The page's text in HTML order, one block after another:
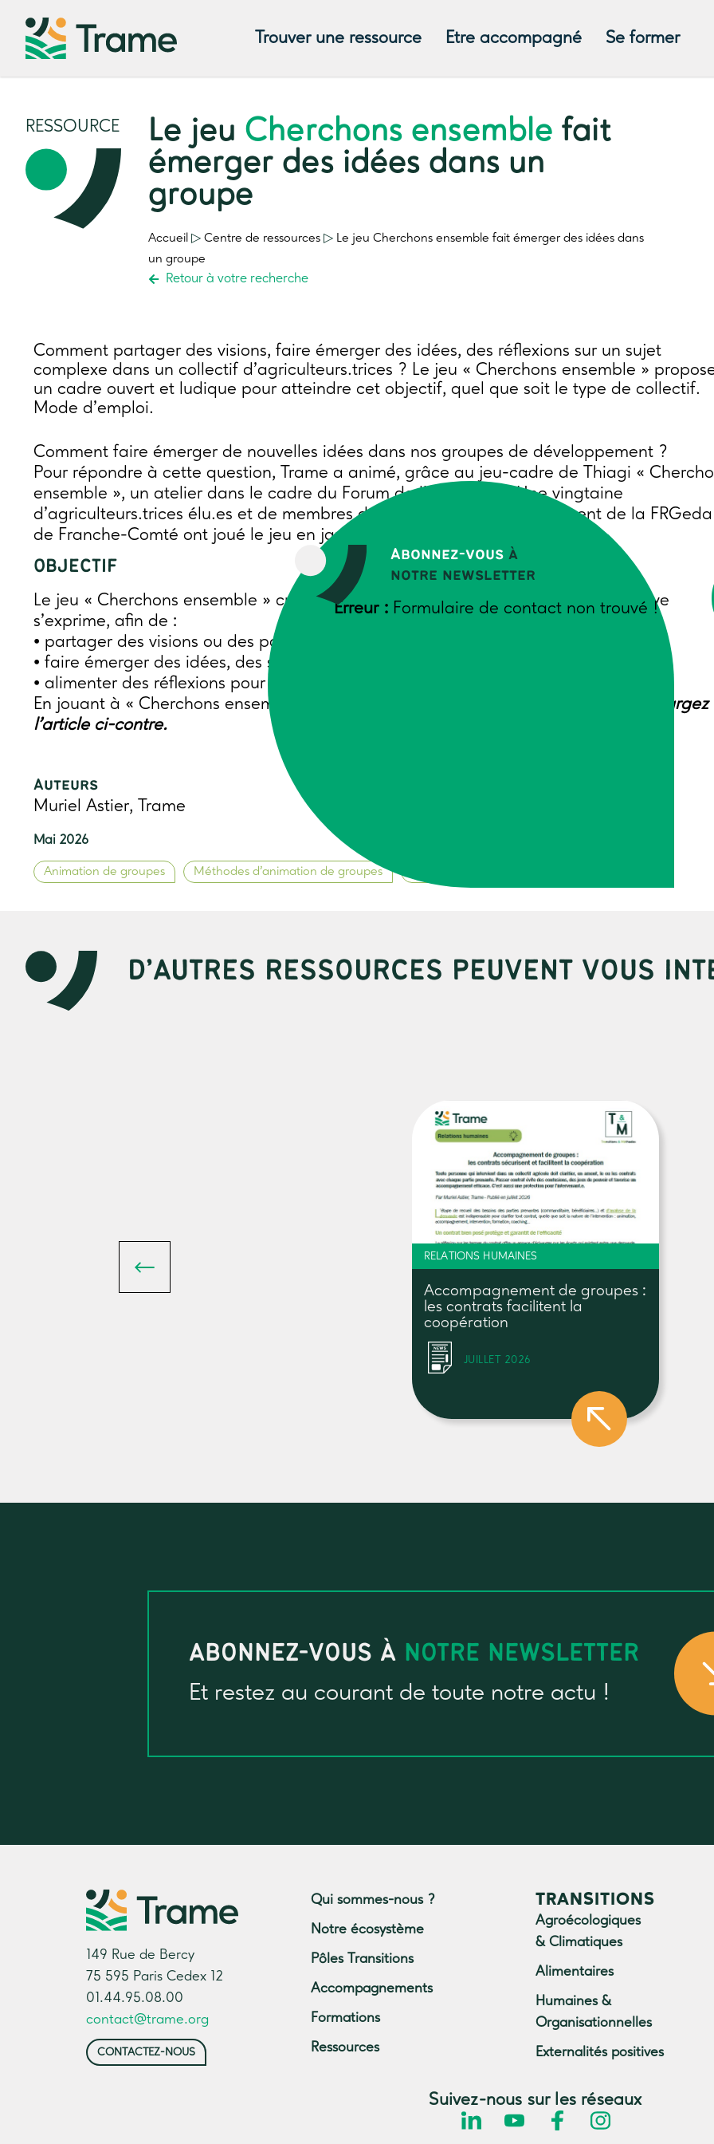
Trouver une ressource Etre accompagné Se former
Abonnez-vous à
notre newsletter
Erreur : Formulaire de contact non trouvé !
RESSOURCE Le jeu Cherchons ensemble fait
émerger des idées dans un
groupe
Accueil ▷ Centre de ressources ▷ Le jeu Cherchons ensemble fait émerger des idées dans
un groupe
Retour à votre recherche
Comment partager des visions, faire émerger des idées, des réflexions sur un sujet
complexe dans un collectif d’agriculteurs.trices ? Le jeu « Cherchons ensemble »
un cadre ouvert et ludique pour atteindre cet objectif, quel que soit le type de collectif.
Mode d’emploi.
Comment faire émerger de nouvelles idées dans nos groupes de développement ?
Pour répondre à cette question, Trame a animé, grâce au jeu-cadre de Thiagi «
ensemble », un atelier dans le cadre du Forum de l’innovation. Une vingtaine
d’agriculteurs.trices élu.es et de membres des groupes de développement de la FRGeda
de Franche-Comté ont joué le jeu en janvier 2026.
OBJECTIF
Le jeu « Cherchons ensemble » crée les conditions pour que l’intelligence collective
s’exprime, afin de :
• partager des visions ou des points de vue différents sur tel ou tel sujet,
• faire émerger des idées, des solutions innovantes,
• alimenter des réflexions pour faciliter des prises de décision en groupe.
En jouant à « Cherchons ensemble », chaque participant…
Pour lire la suite, téléchargez
l’article ci-contre.
Auteurs
Muriel Astier, Trame
Mai 2026
Animation de groupes Méthodes d’animation de groupes
D’AUTRES RESSOURCES PEUVENT VOUS
RELATIONS HUMAINES
Accompagnement de groupes :
les contrats facilitent la
coopération
JUILLET 2026
ABONNEZ-VOUS À NOTRE NEWSLETTER
Et restez au courant de toute notre actu !
149 Rue de Bercy
75 595 Paris Cedex 12
01.44.95.08.00
contact@trame.org
CONTACTEZ-NOUS
Qui sommes-nous ?
Notre écosystème
Pôles Transitions
Accompagnements
Formations
Ressources
TRANSITIONS
Agroécologiques
& Climatiques
Alimentaires
Humaines &
Organisationnelles
Externalités positives
Suivez-nous sur les réseaux